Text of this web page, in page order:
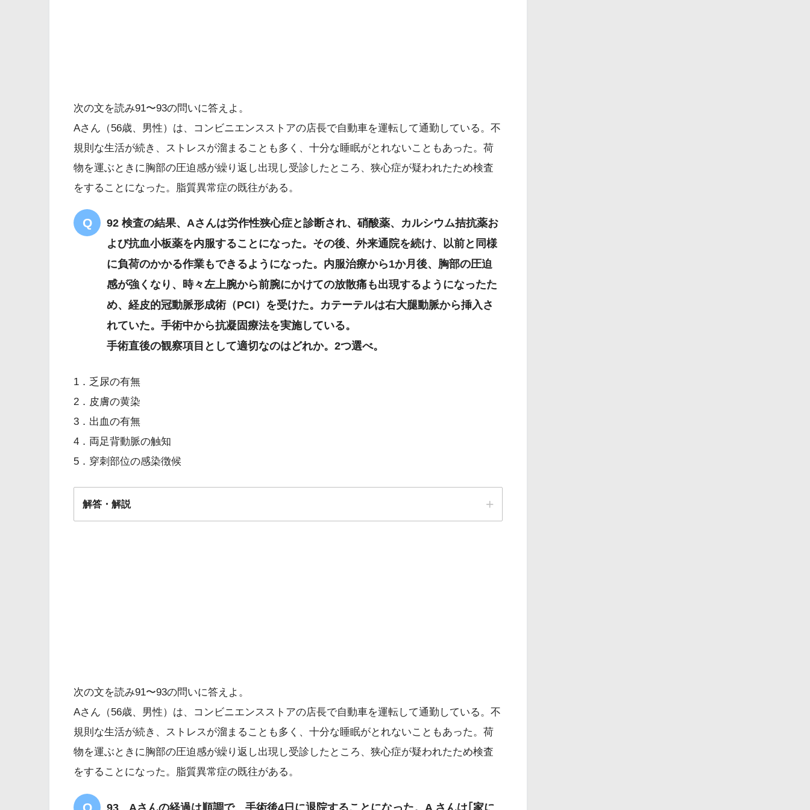
狭心症
運動負荷心電図検査
次の文を読み91〜93の問いに答えよ。
Aさん（56歳、男性）は、コンビニエンスストアの店長で自動車を運転して通勤している。不
規則な生活が続き、ストレスが溜まることも多く、十分な睡眠がとれないこともあった。荷
物を運ぶときに胸部の圧迫感が繰り返し出現し受診したところ、狭心症が疑われたため検査
をすることになった。脂質異常症の既往がある。
92 検査の結果、Aさんは労作性狭心症と診断され、硝酸薬、カルシウム拮抗薬お
よび抗血小板薬を内服することになった。その後、外来通院を続け、以前と同様
に負荷のかかる作業もできるようになった。内服治療から1か月後、胸部の圧迫
感が強くなり、時々左上腕から前腕にかけての放散痛も出現するようになったた
め、経皮的冠動脈形成術（PCI）を受けた。カテーテルは右大腿動脈から挿入さ
れていた。手術中から抗凝固療法を実施している。
手術直後の観察項目として適切なのはどれか。2つ選べ。
1．乏尿の有無
2．皮膚の黄染
3．出血の有無
4．両足背動脈の触知
5．穿刺部位の感染徴候
解答・解説
経皮的冠動脈形成術
抗凝固療法
塞栓 出血
次の文を読み91〜93の問いに答えよ。
Aさん（56歳、男性）は、コンビニエンスストアの店長で自動車を運転して通勤している。不
規則な生活が続き、ストレスが溜まることも多く、十分な睡眠がとれないこともあった。荷
物を運ぶときに胸部の圧迫感が繰り返し出現し受診したところ、狭心症が疑われたため検査
をすることになった。脂質異常症の既往がある。
93 Aさんの経過は順調で、手術後4日に退院することになった。A さんは｢家に